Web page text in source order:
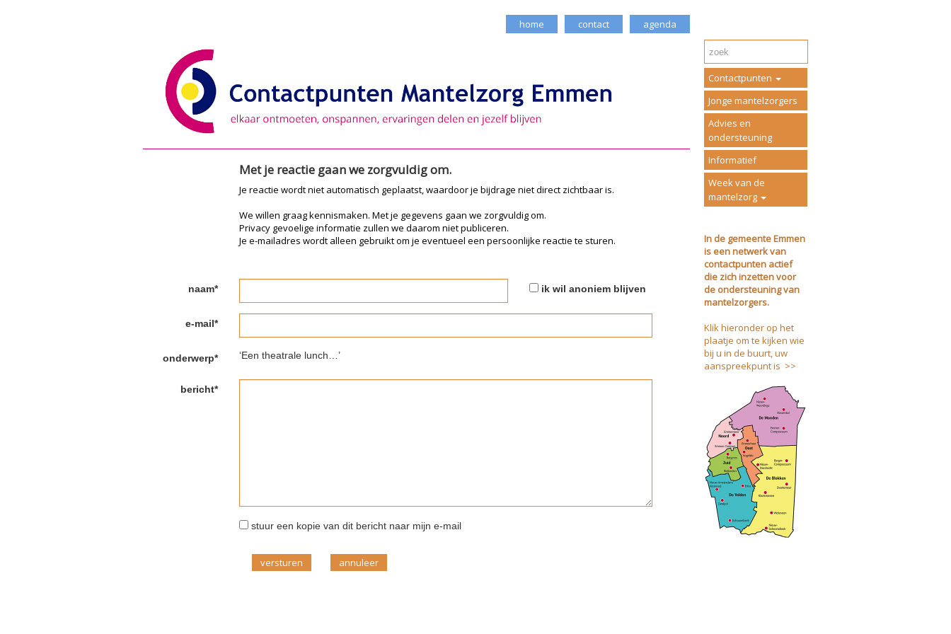
home contact agenda
Met je reactie gaan we zorgvuldig om.
Je reactie wordt niet automatisch geplaatst, waardoor je bijdrage niet direct zichtbaar is.
We willen graag kennismaken. Met je gegevens gaan we zorgvuldig om.
Privacy gevoelige informatie zullen we daarom niet publiceren.
Je e-mailadres wordt alleen gebruikt om je eventueel een persoonlijke reactie te sturen.
naam* ik wil anoniem blijven
e-mail*
onderwerp* ‘Een theatrale lunch…’
bericht*
stuur een kopie van dit bericht naar mijn e-mail
versturen
Contactpunten
Jonge mantelzorgers
Advies en
ondersteuning
Informatief
Week van de
mantelzorg
In de gemeente Emmen
is een netwerk van
contactpunten actief
die zich inzetten voor
de ondersteuning van
mantelzorgers.
Klik hieronder op het
plaatje om te kijken wie
bij u in de buurt, uw
aanspreekpunt is >>